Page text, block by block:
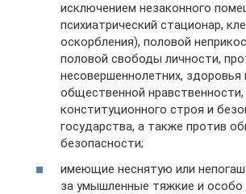
исключением незаконного
психиатрический стационар,
оскорбления), половой
половой свободы личности,
несовершеннолетних, здоровья
общественной нравственности,
конституционного строя и
государства, а также против
безопасности;
имеющие неснятую или
за умышленные тяжкие и особо